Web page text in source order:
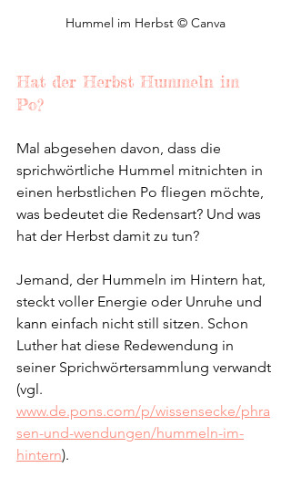
Hummel im Herbst © Canva
Hat der Herbst Hummeln im
Po?
Mal abgesehen davon, dass die
sprichwörtliche Hummel mitnichten in
einen herbstlichen Po fliegen möchte,
was bedeutet die Redensart? Und was
hat der Herbst damit zu tun?
Jemand, der Hummeln im Hintern hat,
steckt voller Energie oder Unruhe und
kann einfach nicht still sitzen. Schon
Luther hat diese Redewendung in
seiner Sprichwörtersammlung verwandt
(vgl.
www.de.pons.com/p/wissensecke/phra
sen-und-wendungen/hummeln-im-
hintern).